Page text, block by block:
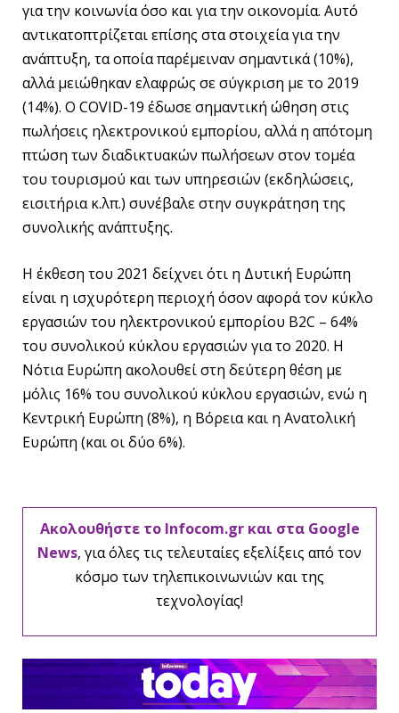
για την κοινωνία όσο και για την οικονομία. Αυτό
αντικατοπτρίζεται επίσης στα στοιχεία για την
ανάπτυξη, τα οποία παρέμειναν σημαντικά (10%),
αλλά μειώθηκαν ελαφρώς σε σύγκριση με το 2019
(14%). Ο COVID-19 έδωσε σημαντική ώθηση στις
πωλήσεις ηλεκτρονικού εμπορίου, αλλά η απότομη
πτώση των διαδικτυακών πωλήσεων στον τομέα
του τουρισμού και των υπηρεσιών (εκδηλώσεις,
εισιτήρια κ.λπ.) συνέβαλε στην συγκράτηση της
συνολικής ανάπτυξης.
Η έκθεση του 2021 δείχνει ότι η Δυτική Ευρώπη
είναι η ισχυρότερη περιοχή όσον αφορά τον κύκλο
εργασιών του ηλεκτρονικού εμπορίου B2C – 64%
του συνολικού κύκλου εργασιών για το 2020. Η
Νότια Ευρώπη ακολουθεί στη δεύτερη θέση με
μόλις 16% του συνολικού κύκλου εργασιών, ενώ η
Κεντρική Ευρώπη (8%), η Βόρεια και η Ανατολική
Ευρώπη (και οι δύο 6%).
Ακολουθήστε το Infocom.gr και στα Google
News, για όλες τις τελευταίες εξελίξεις από τον
κόσμο των τηλεπικοινωνιών και της
τεχνολογίας!